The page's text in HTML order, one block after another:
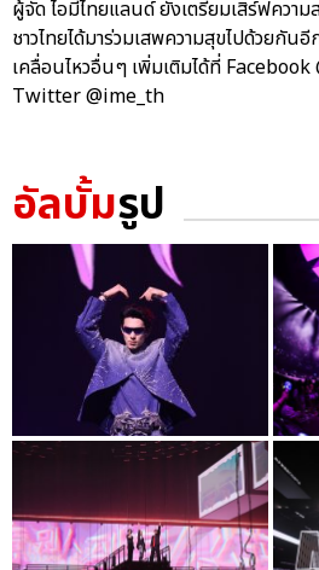
ผู้จัด ไอมี่ไทยแลนด์ ยังเตรียมเสิร์ฟควา
ชาวไทยได้มาร่วมเสพความสุขไปด้วยกัน
เคลื่อนไหวอื่นๆ เพิ่มเติมได้ที่
Twitter @ime_th
อัลบั้มรูป